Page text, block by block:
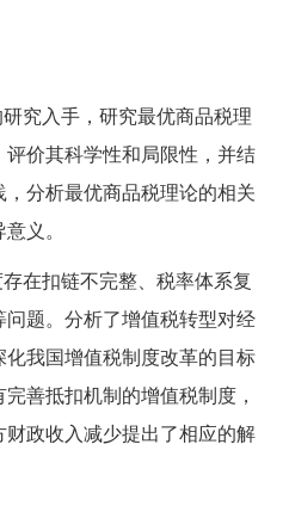
究入手，研究最优商品税理
价其科学性和局限性，并结
分析最优商品税理论的相关
义。
在扣链不完整、税率体系复
题。分析了增值税转型对经
我国增值税制度改革的目标
善抵扣机制的增值税制度，
政收入减少提出了相应的解